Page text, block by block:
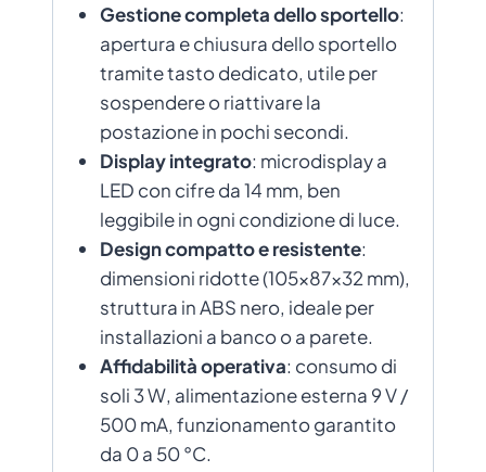
Gestione completa dello sportello:
apertura e chiusura dello sportello
tramite tasto dedicato, utile per
sospendere o riattivare la
postazione in pochi secondi.
Display integrato: microdisplay a
LED con cifre da 14 mm, ben
leggibile in ogni condizione di luce.
Design compatto e resistente:
dimensioni ridotte (105×87×32 mm),
struttura in ABS nero, ideale per
installazioni a banco o a parete.
Affidabilità operativa: consumo di
soli 3 W, alimentazione esterna 9 V /
500 mA, funzionamento garantito
da 0 a 50 °C.